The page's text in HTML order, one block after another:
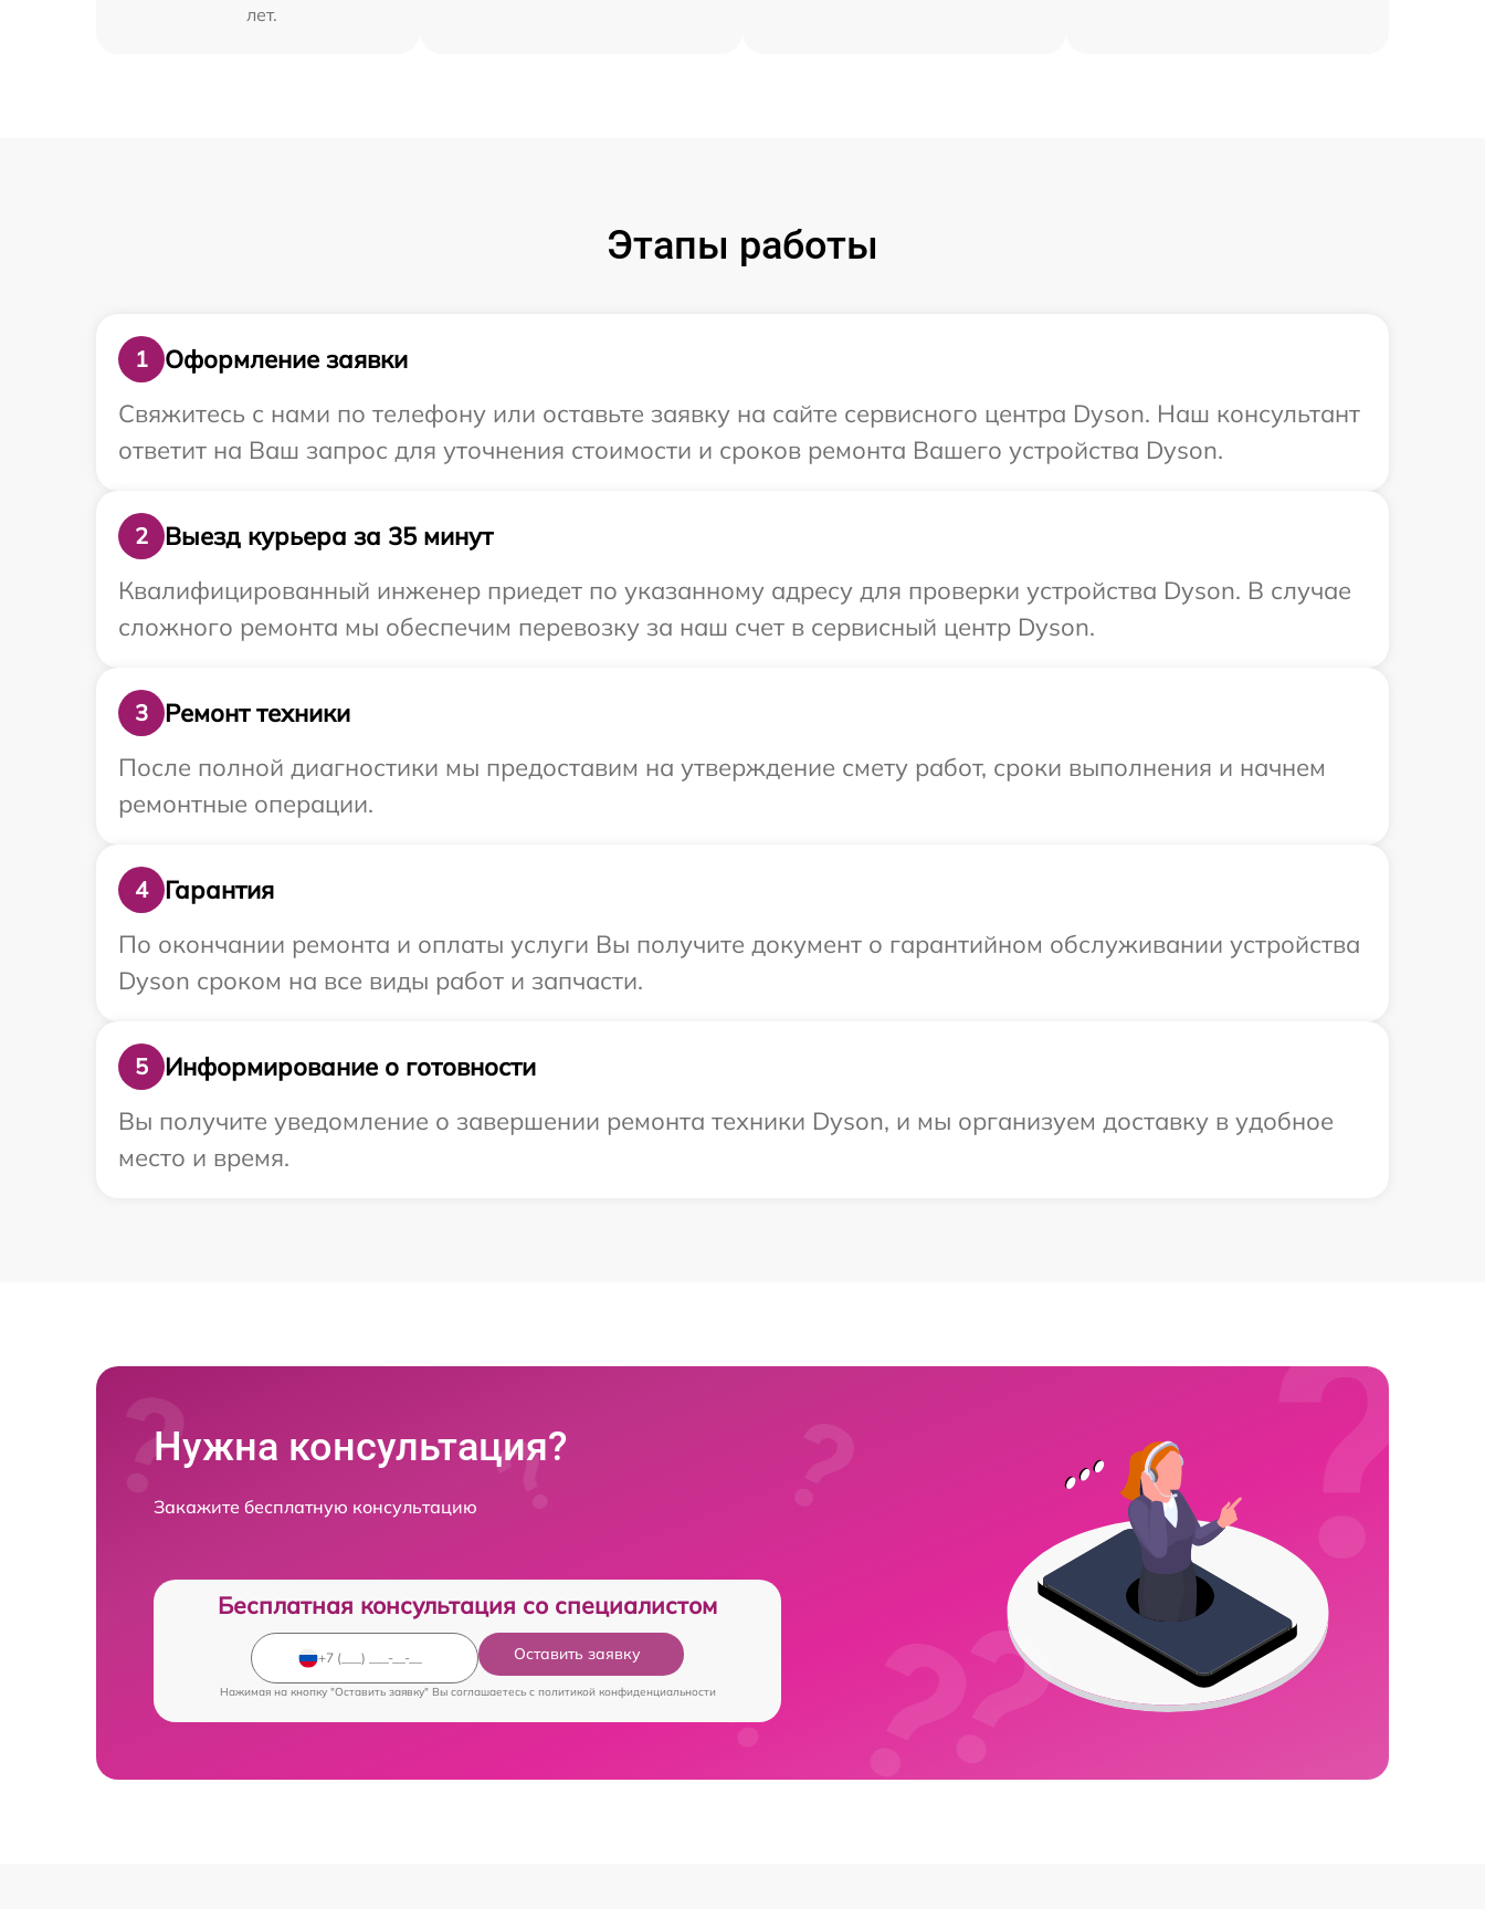
лет.
Этапы работы
1
Оформление заявки
Свяжитесь с нами по телефону или оставьте заявку на сайте сервисного центра Dyson. Наш консультант
ответит на Ваш запрос для уточнения стоимости и сроков ремонта Вашего устройства Dyson.
2
Выезд курьера за 35 минут
Квалифицированный инженер приедет по указанному адресу для проверки устройства Dyson. В случае
сложного ремонта мы обеспечим перевозку за наш счет в сервисный центр Dyson.
3
Ремонт техники
После полной диагностики мы предоставим на утверждение смету работ, сроки выполнения и начнем
ремонтные операции.
4
Гарантия
По окончании ремонта и оплаты услуги Вы получите документ о гарантийном обслуживании устройства
Dyson сроком на все виды работ и запчасти.
5
Информирование о готовности
Вы получите уведомление о завершении ремонта техники Dyson, и мы организуем доставку в удобное
место и время.
Нужна консультация?
Закажите бесплатную консультацию
Бесплатная консультация со специалистом
Оставить заявку
Нажимая на кнопку "Оставить заявку" Вы соглашаетесь c политикой конфиденциальности